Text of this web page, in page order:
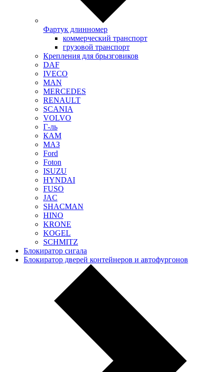
Фартук длинномер
коммерческий транспорт
грузовой транспорт
Крепления для брызговиков
DAF
IVECO
MAN
MERCEDES
RENAULT
SCANIA
VOLVO
Г-ль
КАМ
МАЗ
Ford
Foton
ISUZU
HYNDAI
FUSO
JAC
SHACMAN
HINO
KRONE
KOGEL
SCHMITZ
Блокиратор сигала
Блокиратор дверей контейнеров и автофургонов